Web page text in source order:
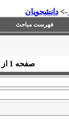
-> دانشجويان
فهرست مباحث
صفحه 1 از